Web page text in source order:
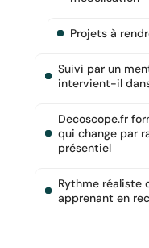
Projets à
Suivi par un
intervient-il
Decoscope.fr
qui change par
présentiel
Rythme réaliste
apprenant en